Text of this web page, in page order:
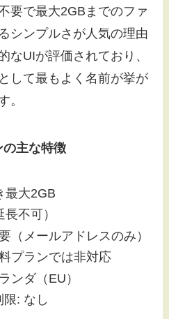
要で最大2GBまでのファ
シンプルさが人気の理由
なUIが評価されており、
して最もよく名前が挙が
。
主な特徴
最大2GB
不可）
（メールアドレスのみ）
プランでは非対応
ンダ（EU）
: なし